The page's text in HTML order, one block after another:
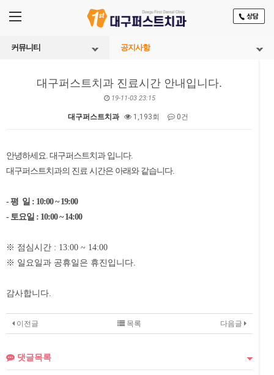
커뮤니티 공지사항
대구퍼스트치과 진료시간 안내입니다.
19-11-03 23:15
대구퍼스트치과 1,193회 0건
안녕하세요. 대구퍼스트치과 입니다.
대구퍼스트치과의 진료 시간은 아래와 같습니다.
- 평 일 : 10:00 ~ 19:00
- 토요일 : 10:00 ~ 14:00
※ 점심시간 : 13:00 ~ 14:00
※ 일요일과 공휴일은 휴진입니다.
감사합니다.
이전글 다음글
목록
댓글목록